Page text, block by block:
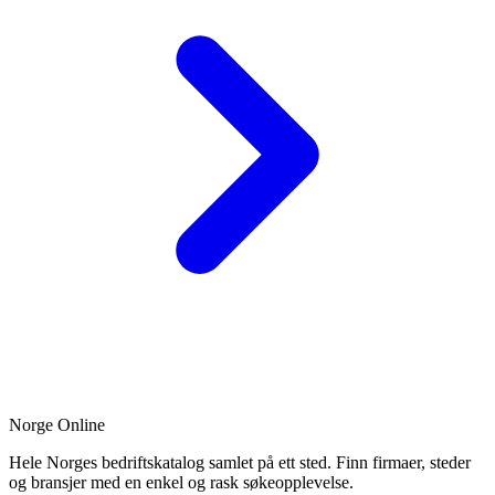
Norge Online
Hele Norges bedriftskatalog samlet på ett sted. Finn firmaer, steder
og bransjer med en enkel og rask søkeopplevelse.